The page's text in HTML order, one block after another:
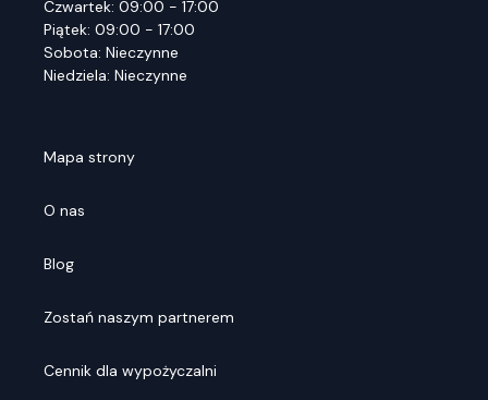
Czwartek: 09:00 - 17:00
Piątek: 09:00 - 17:00
Sobota: Nieczynne
Niedziela: Nieczynne
Mapa strony
O nas
Blog
Zostań naszym partnerem
Cennik dla wypożyczalni